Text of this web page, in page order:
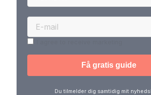
Du tilmelder dig samtidig mit